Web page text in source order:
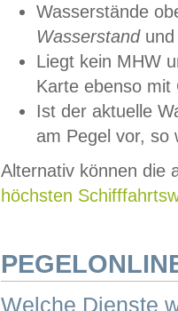
Wasserstände
Wasserstandund
Liegt kein MHW
Karte ebenso mit
Ist der aktuelle
am Pegel vor,
Alternativ können die
höchsten
Welche Dienste